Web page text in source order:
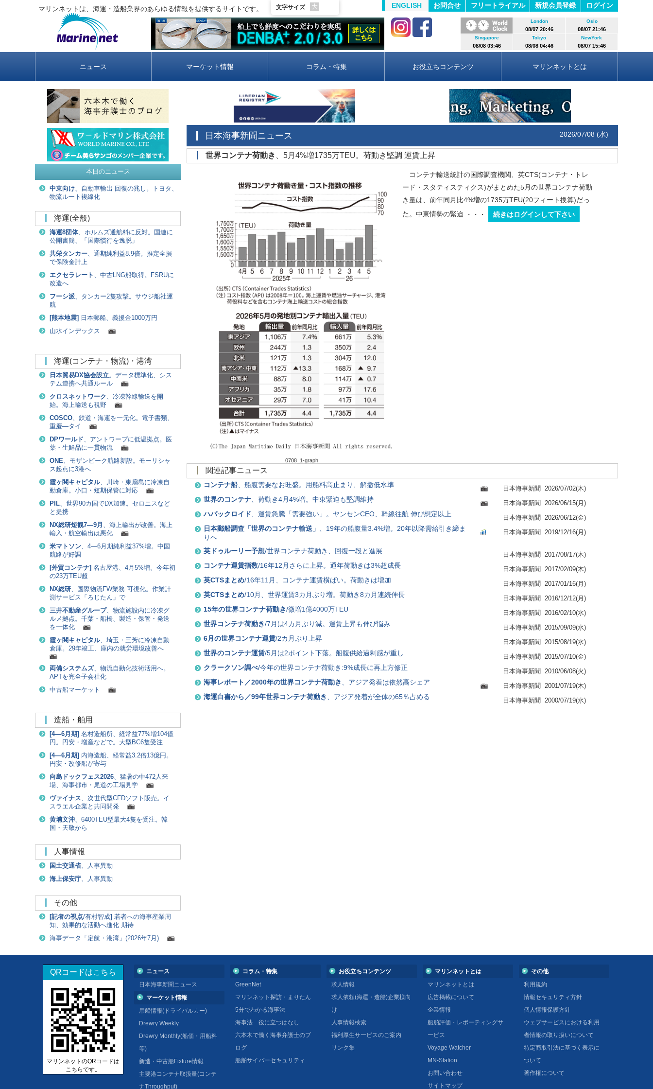
マリンネットは、海運・造船業界のあらゆる情報を提供するサイトです。 文字サイズ 大 ログイン
新規会員登録
フリートライアル
お問合せ
ENGLISH
Oslo
08/07 21:46
London
08/07 20:46
NewYork
08/07 15:46
Tokyo
08/08 04:46
Singapore
08/08 03:46
ニュース マーケット情報 コラム・特集 お役立ちコンテンツ マリンネットとは
日本海事新聞ニュース 2026/07/08 (水)
世界コンテナ荷動き 、5月4%増1735万TEU。荷動き堅調 運賃上昇
0708_1-graph
コンテナ輸送統計の国際調査機関、英CTS(コンテナ・トレ
ード・スタティスティクス)がまとめた5月の世界コンテナ荷動
き量は、前年同月比4%増の1735万TEU(20フィート換算)だっ
た。中東情勢の緊迫
・・・ 続きはログインして下さい
関連記事ニュース
コンテナ船、船腹需要なお旺盛。用船料高止まり、解撤低水準 2026/07/02(木)
日本海事新聞
世界のコンテナ、荷動き4月4%増。中東緊迫も堅調維持 2026/06/15(月)
日本海事新聞
ハパックロイド、運賃急騰「需要強い」。ヤンセンCEO、幹線往航 伸び想定以上 2026/06/12(金)
日本海事新聞
日本郵船調査「世界のコンテナ輸送」 、19年の船腹量3.4%増。20年以降需給引き締ま
りへ
2019/12/16(月)
日本海事新聞
英ドゥルーリー予想/世界コンテナ荷動き、回復一段と進展 2017/08/17(木)
日本海事新聞
コンテナ運賃指数/16年12月さらに上昇。通年荷動きは3%超成長 2017/02/09(木)
日本海事新聞
英CTSまとめ/16年11月、コンテナ運賃横ばい。荷動きは増加 2017/01/16(月)
日本海事新聞
英CTSまとめ/10月、世界運賃3カ月ぶり増。荷動き8カ月連続伸長 2016/12/12(月)
日本海事新聞
15年の世界コンテナ荷動き/微増1億4000万TEU 2016/02/10(水)
日本海事新聞
世界コンテナ荷動き/7月は4カ月ぶり減。運賃上昇も伸び悩み 2015/09/09(水)
日本海事新聞
6月の世界コンテナ運賃/2カ月ぶり上昇 2015/08/19(水)
日本海事新聞
世界のコンテナ運賃/5月は2ポイント下落。船腹供給過剰感が重し 2015/07/10(金)
日本海事新聞
クラークソン調べ/今年の世界コンテナ荷動き:9%成長に再上方修正 2010/06/08(火)
日本海事新聞
海事レポート／2000年の世界コンテナ荷動き、アジア発着は依然高シェア 2001/07/19(木)
日本海事新聞
海運白書から／99年世界コンテナ荷動き、アジア発着が全体の65％占める 2000/07/19(水)
日本海事新聞
本日のニュース
中東向け 、自動車輸出 回復の兆し。トヨタ、
物流ルート複線化
海運(全般)
海運8団体 、ホルムズ通航料に反対。国連に
公開書簡、「国際慣行を逸脱」
共栄タンカー 、通期純利益8.9倍。推定全損
で保険金計上
エクセラレート
、中古LNG船取得。FSRUに
改造へ
フーシ派 、タンカー2隻攻撃。サウジ船社運
航
[熊本地震]
日本郵船、義援金1000万円
山水インデックス
海運(コンテナ・物流)・港湾
日本貿易DX協会設立。データ標準化、シス
テム連携へ共通ルール
クロスネットワーク
、冷凍幹線輸送を開
始。海上輸送も視野
COSCO 、鉄道・海運を一元化。電子書類、
重慶―タイ
DPワールド 、アントワープに低温拠点。医
薬・生鮮品に一貫物流
ONE 、モザンビーク航路新設。モーリシャ
ス起点に3港へ
霞ヶ関キャピタル、川崎・東扇島に冷凍自
動倉庫。小口・短期保管に対応
PIL 、世界90カ国でDX加速。セロニスなど
と提携
NX総研短観7―9月
、海上輸出が改善。海上
輸入・航空輸出は悪化
米マトソン 、4―6月期純利益37%増。中国
航路が好調
[外貿コンテナ] 名古屋港、4月5%増。今年初
の23万TEU超
NX総研 、国際物流FW業務 可視化。作業計
測サービス「ろじたん」で
三井不動産グループ、物流施設内に冷凍グ
ルメ拠点。千葉・船橋、製造・保管・発送
を一体化
霞ヶ関キャピタル、埼玉・三芳に冷凍自動
倉庫。29年竣工、庫内の就労環境改善へ
両備システムズ、物流自動化技術活用へ。
APTを完全子会社化
中古船マーケット
造船・舶用
[4―6月期] 名村造船所、経常益77%増104億
円。円安・増産などで。大型BC6隻受注
[4―6月期] 内海造船、経常益3.2倍13億円。
円安・改修船が寄与
向島ドックフェス2026 、猛暑の中472人来
場、海事都市・尾道の工場見学
ヴァイナス 、次世代型CFDソフト販売。イ
スラエル企業と共同開発
黄埔文沖 、6400TEU型最大4隻を受注。韓
国・天敬から
人事情報
国土交通省、人事異動
海上保安庁 、人事異動
その他
[記者の視点/有村智成] 若者への海事産業周
知、効果的な活動へ進化 期待
海事データ「定航・港湾」(2026年7月)
QRコードはこちら
マリンネットのQRコードは
こちらです。
ニュース
日本海事新聞ニュース
マーケット情報
用船情報(ドライバルカー)
Drewry Weekly
Drewry Monthly(船価・用船料
等)
新造・中古船Fixture情報
主要港コンテナ取扱量(コンテ
ナThroughput)
コラム・特集
GreenNet
マリンネット探訪・まりたん
5分でわかる海事法
海事法 役に立つはなし
六本木で働く海事弁護士のブ
ログ
船舶サイバーセキュリティ
お役立ちコンテンツ
求人情報
求人依頼(海運・造船)企業様向
け
人事情報検索
福利厚生サービスのご案内
リンク集
マリンネットとは
マリンネットとは
広告掲載について
企業情報
船舶評価・レポーティングサ
ービス
Voyage Watcher
MN-Station
お問い合わせ
サイトマップ
その他
利用規約
情報セキュリティ方針
個人情報保護方針
ウェブサービスにおける利用
者情報の取り扱いについて
特定商取引法に基づく表示に
ついて
著作権について